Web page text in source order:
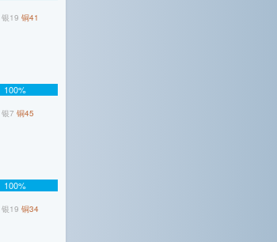
银19 铜41
100%
银7 铜45
100%
银19 铜34